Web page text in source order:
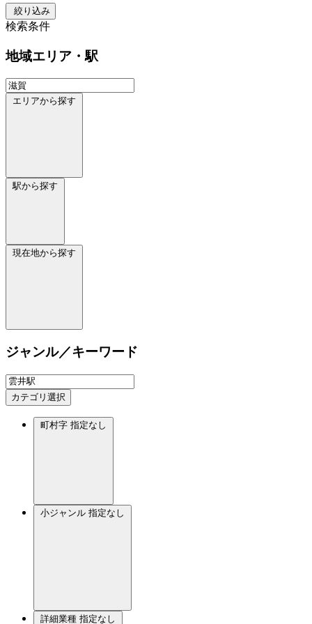
絞り込み
検索条件
地域エリア・駅
エリアから探す
駅から探す
現在地から探す
ジャンル／キーワード
カテゴリ選択
町村字 指定なし
小ジャンル 指定なし
詳細業種 指定なし